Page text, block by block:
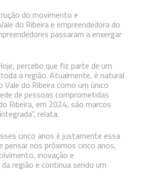
do movimento e
do Ribeira e empreendedora do
passaram a enxergar
percebo que fiz parte de um
a região. Atualmente, é natural
do Ribeira como um único
de pessoas comprometidas
Ribeira, em 2024, são marcos
relata.
cinco anos é justamente essa
pensar nos próximos cinco anos,
inovação e
região e continua sendo um